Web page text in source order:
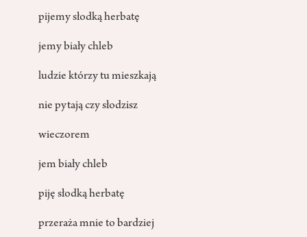
pijemy słodką herbatę
jemy biały chleb
ludzie którzy tu mieszkają
nie pytają czy słodzisz
wieczorem
jem biały chleb
piję słodką herbatę
przeraża mnie to bardziej